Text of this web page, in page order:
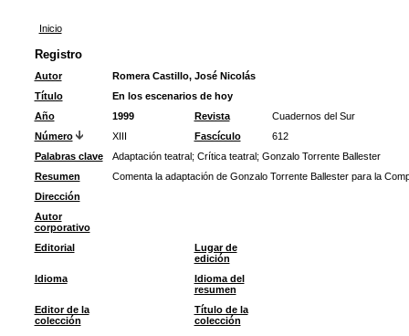
Inicio
Registro
Autor
Romera Castillo, José Nicolás
Título
En los escenarios de hoy
Año
1999 Revista
Cuadernos del Sur
Número
XIII Fascículo
612
Palabras clave
Adaptación teatral; Crítica teatral; Gonzalo Torrente Ballester
Resumen
Comenta la adaptación de Gonzalo Torrente Ballester para la
Dirección
Autor
corporativo
Editorial
Lugar de
edición
Idioma
Idioma del
resumen
Editor de la
colección
Título de la
colección